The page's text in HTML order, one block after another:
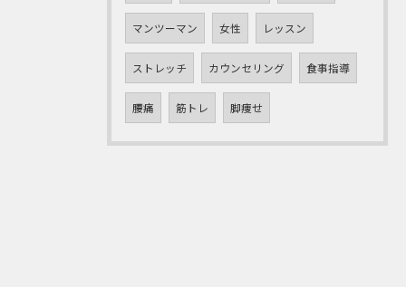
マンツーマン 女性 レッスン
ストレッチ カウンセリング 食事指導
腰痛 筋トレ 脚痩せ